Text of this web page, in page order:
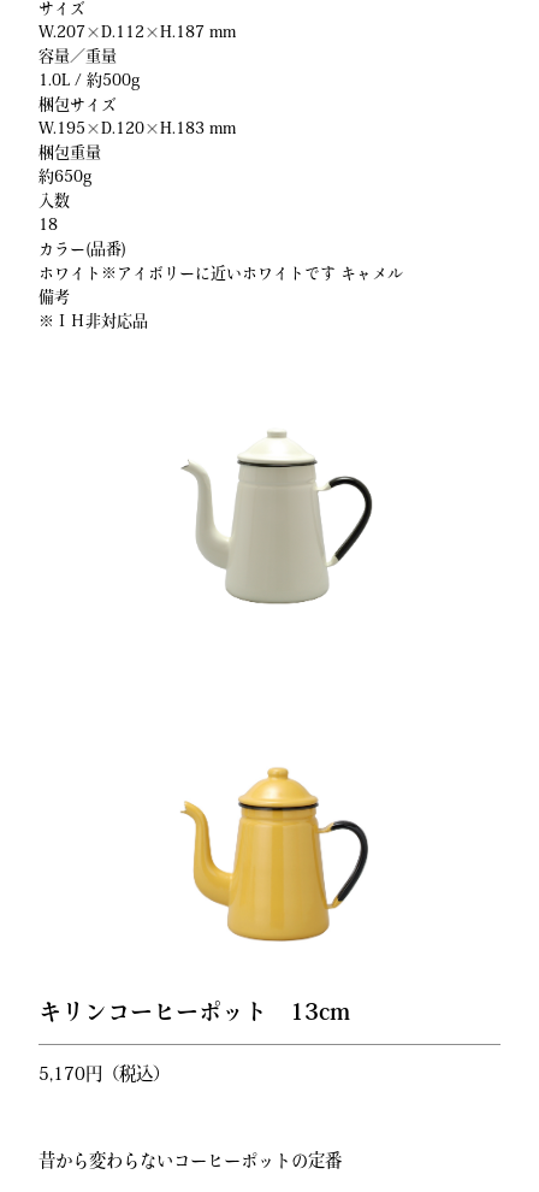
サイズ
W.207×D.112×H.187 mm
容量／重量
1.0L / 約500g
梱包サイズ
W.195×D.120×H.183 mm
梱包重量
約650g
入数
18
カラー(品番)
ホワイト※アイボリーに近いホワイトです キャメル
備考
※ＩＨ非対応品
キリンコーヒーポット 13cm
5,170円（税込）
昔から変わらないコーヒーポットの定番